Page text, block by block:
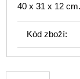
40 x 31 x 12 cm.
Kód zboží: